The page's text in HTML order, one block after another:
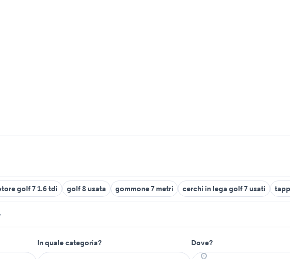
golf 7 1.6 tdi golf 8 usata gommone 7 metri cerchi in lega golf 7 usati
In quale categoria? Dove?